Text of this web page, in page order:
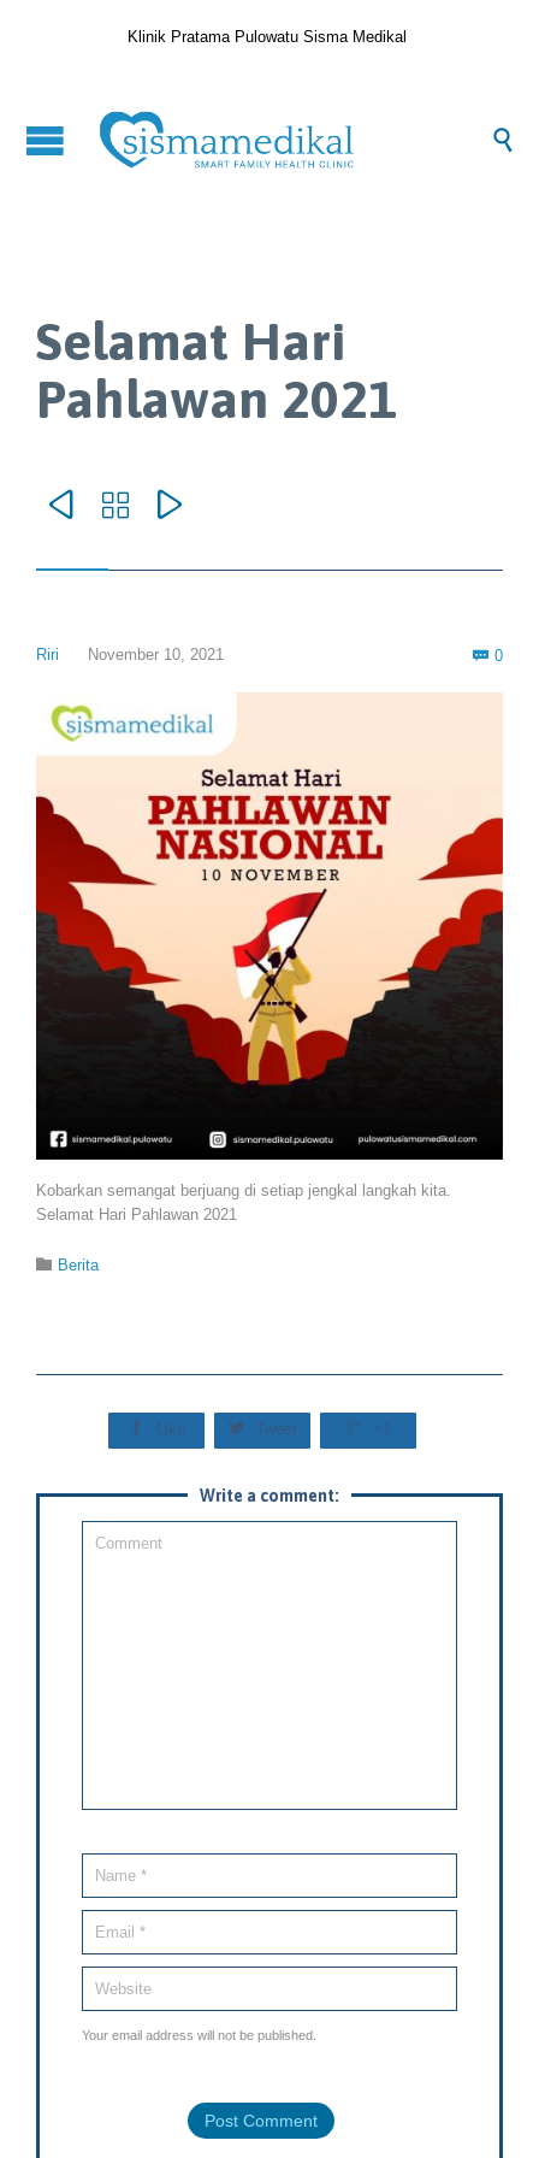
Klinik Pratama Pulowatu Sisma Medikal

Selamat Hari
Pahlawan 2021
  
Riri November 10, 2021  0
Kobarkan semangat berjuang di setiap jengkal langkah kita.
Selamat Hari Pahlawan 2021
 Category
Berita
 Like  Tweet  +1
Write a comment:
Your email address will not be published.